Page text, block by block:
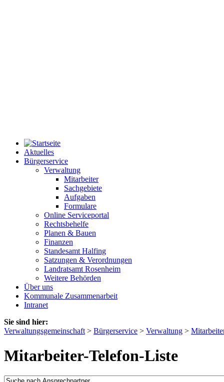
Aktuelles
Bürgerservice
Verwaltung
Mitarbeiter
Sachgebiete
Aufgaben
Formulare
Online Serviceportal
Rechtsbehelfe
Planen & Bauen
Finanzen
Standesamt Halfing
Satzungen & Verordnungen
Landratsamt Rosenheim
Weitere Behörden
Über uns
Kommunale Zusammenarbeit
Intranet
Sie sind hier:
Verwaltungsgemeinschaft > Bürgerservice > Verwaltung >
Mitarbeiter-Telefon-Liste